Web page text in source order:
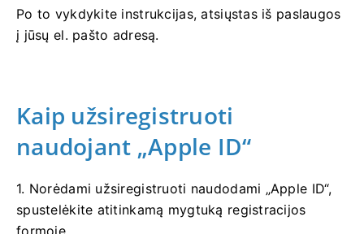
Po to vykdykite instrukcijas, atsiųstas iš paslaugos
į jūsų el. pašto adresą.
Kaip užsiregistruoti
naudojant „Apple ID“
1. Norėdami užsiregistruoti naudodami „Apple ID“,
spustelėkite atitinkamą mygtuką registracijos
formoje.